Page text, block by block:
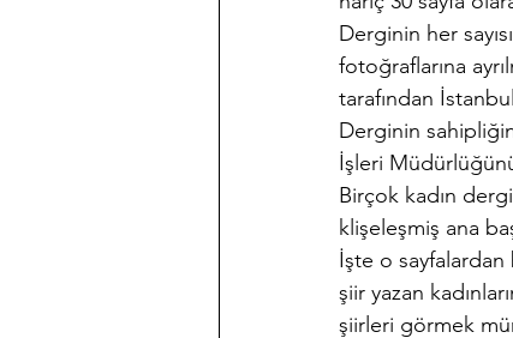
Derginin her
fotoğraflarına
tarafından
Derginin
İşleri
Birçok kadın
klişeleşmiş ana
İşte o sayfalardan
şiir yazan
şiirleri görmek